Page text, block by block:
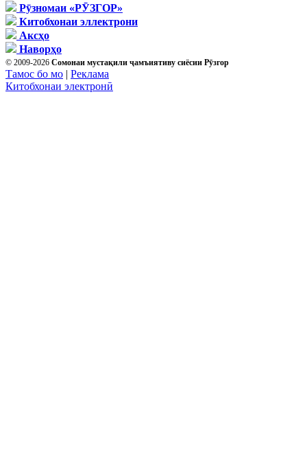
Рӯзномаи «РӮЗГОР»
Китобхонаи эллектрони
Аксҳо
Наворҳо
© 2009-2026 Сомонаи мустақили ҷамъиятиву сиёсии Рӯзгор
Тамос бо мо | Реклама
Китобхонаи электронӣ